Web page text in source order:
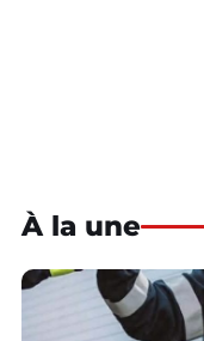
À la une